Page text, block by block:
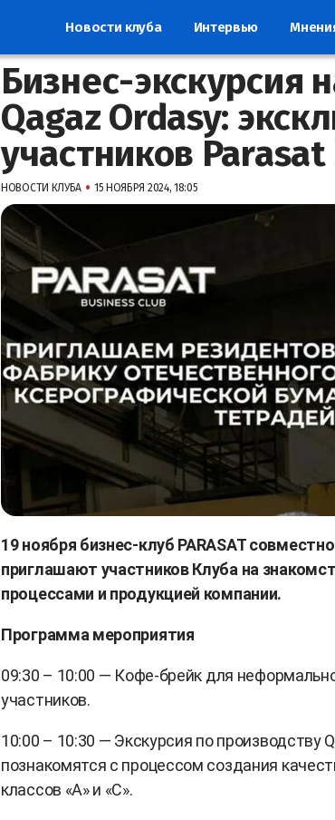
Новости клуба Интервью
Бизнес-экскурсия
Qagaz Ordasy:
участников
НОВОСТИ КЛУБА • 15 НОЯБРЯ 2024, 18:05
19 ноября бизнес-клуб PARASAT
приглашают участников Клуба на
процессами и продукцией компании.
Программа мероприятия
09:30 – 10:00 — Кофе-брейк для
участников.
10:00 – 10:30 — Экскурсия по производству
познакомятся с процессом создания
классов «A» и «C».